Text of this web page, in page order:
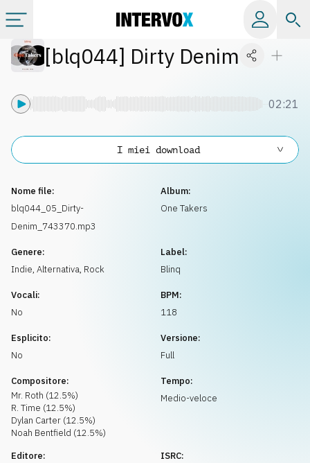
Categorie
Playlist
Licenze
Info
[blq044] Dirty Denim
02:21
Nome file:
blq044_05_Dirty-
Denim_743370.mp3
Album:
One Takers
Genere:
Indie, Alternativa, Rock
Label:
Blinq
Vocali:
No
BPM:
118
Esplicito:
No
Versione:
Full
Compositore:
Mr. Roth (12.5%)
R. Time (12.5%)
Dylan Carter (12.5%)
Noah Bentfield (12.5%)
Tempo:
Medio-veloce
Editore:
ISRC:
I miei download